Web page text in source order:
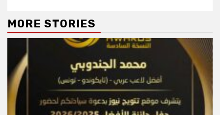
MORE STORIES